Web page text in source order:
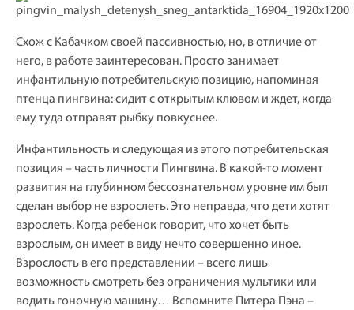
Схож с Кабачком своей пассивностью, но, в отличие от
него, в работе заинтересован. Просто занимает
инфантильную потребительскую позицию, напоминая
птенца пингвина: сидит с открытым клювом и ждет, когда
ему туда отправят рыбку повкуснее.
Инфантильность и следующая из этого потребительская
позиция – часть личности Пингвина. В какой-то момент
развития на глубинном бессознательном уровне им был
сделан выбор не взрослеть. Это неправда, что дети хотят
взрослеть. Когда ребенок говорит, что хочет быть
взрослым, он имеет в виду нечто совершенно иное.
Взрослость в его представлении – всего лишь
возможность смотреть без ограничения мультики или
водить гоночную машину… Вспомните Питера Пэна –